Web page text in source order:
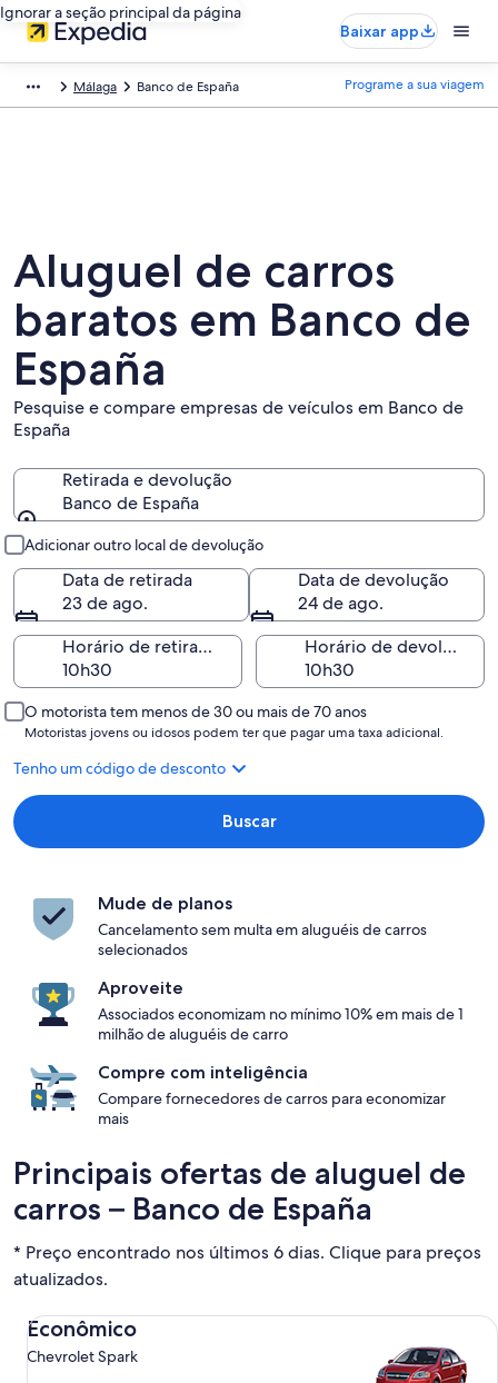
Ignorar a seção principal da página
Baixar app
Málaga Banco de España Programe a sua viagem
Aluguel de carros
baratos em Banco de
España
Pesquise e compare empresas de veículos em Banco de
España
Retirada e devolução
Banco de España
Adicionar outro local de devolução
Data de retirada
23 de ago.
Data de devolução
24 de ago.
Horário de retirada
Horário de devolução
O motorista tem menos de 30 ou mais de 70 anos
Motoristas jovens ou idosos podem ter que pagar uma taxa adicional.
Tenho um código de desconto
Buscar
Mude de planos
Cancelamento sem multa em aluguéis de carros
selecionados
Aproveite
Associados economizam no mínimo 10% em mais de 1
milhão de aluguéis de carro
Compre com inteligência
Compare fornecedores de carros para economizar
mais
Principais ofertas de aluguel de
carros – Banco de España
* Preço encontrado nos últimos 6 dias. Clique para preços
atualizados.
Econômico
Chevrolet Spark
Econômico Chevrolet Spark